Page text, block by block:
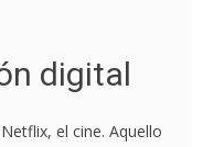
digital
el cine. Aquello